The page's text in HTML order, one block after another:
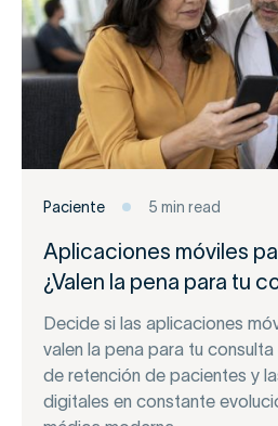
Paciente 5 min read
Aplicaciones móviles
¿Valen la pena para tu
Decide si las aplicaciones
valen la pena para tu
de retención de pacientes y
digitales en constante